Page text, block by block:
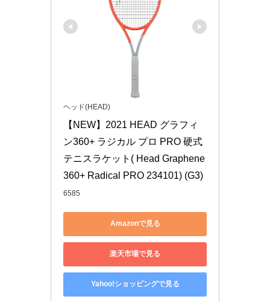
ヘッド(HEAD)
【NEW】2021 HEAD グラフィ
ン360+ ラジカル プロ PRO 硬式
テニスラケット( Head Graphene
360+ Radical PRO 234101) (G3)
6585
Amazonで見る
楽天市場で見る
Yahoo!ショッピングで見る